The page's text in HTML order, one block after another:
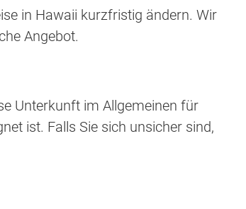
in Hawaii kurzfristig ändern. Wir
Angebot.
Unterkunft im Allgemeinen für
ist. Falls Sie sich unsicher sind,